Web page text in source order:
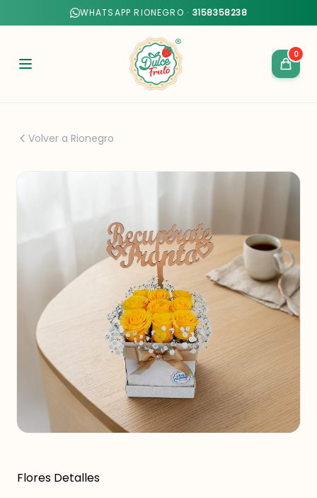
WHATSAPP RIONEGRO · 3158358238
0
Volver a Rionegro
Flores Detalles